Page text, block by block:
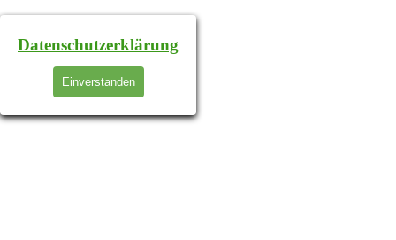
Datenschutzerklärung
Einverstanden